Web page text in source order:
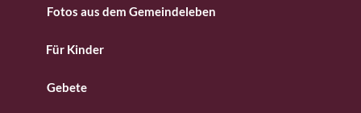
Fotos aus dem Gemeindeleben
Für Kinder
Gebete